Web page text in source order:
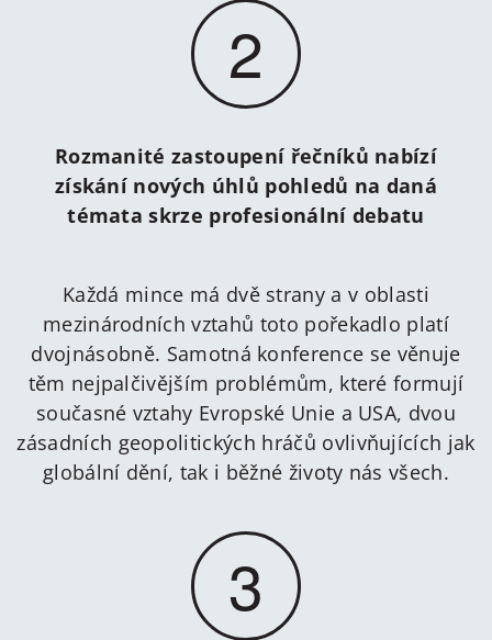
2
Rozmanité zastoupení řečníků nabízí
získání nových úhlů pohledů na daná
témata skrze profesionální debatu
Každá mince má dvě strany a v oblasti
mezinárodních vztahů toto pořekadlo platí
dvojnásobně. Samotná konference se věnuje
těm nejpalčivějším problémům, které formují
současné vztahy Evropské Unie a USA, dvou
zásadních geopolitických hráčů ovlivňujících jak
globální dění, tak i běžné životy nás všech.
3